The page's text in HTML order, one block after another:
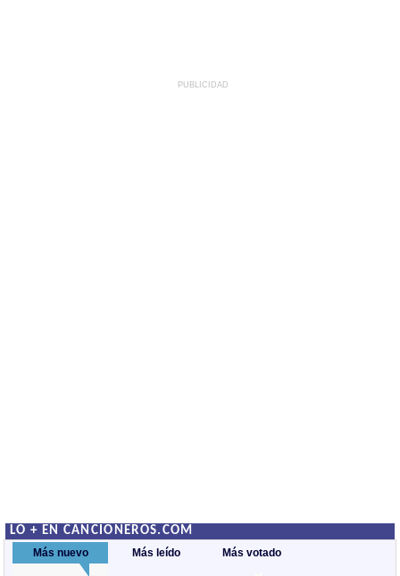
PUBLICIDAD
LO + EN CANCIONEROS.COM
Más nuevo Más leído Más votado